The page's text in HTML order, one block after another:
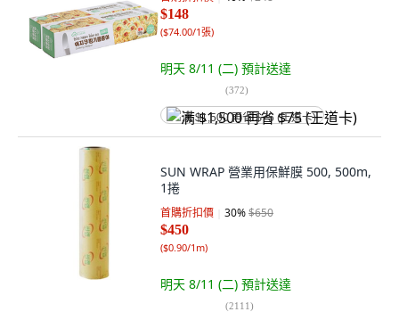
$148
($74.00/1張)
明天 8/11 (二) 預計送達
(372)
满 $1,500 再省 $75 (王道卡)
SUN WRAP 營業用保鮮膜 500, 500m,
1捲
首購折扣價 30%$650
$450
($0.90/1m)
明天 8/11 (二) 預計送達
(2111)